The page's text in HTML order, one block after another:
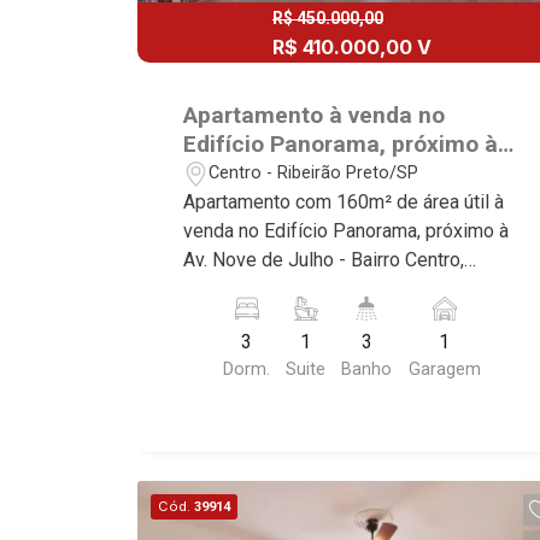
R$ 450.000,00
R$ 410.000,00 V
Apartamento à venda no
Edifício Panorama, próximo à
Av. Nove de Julho - Ribeirão
Preto/SP.
Centro - Ribeirão Preto/SP
Apartamento com 160m² de área útil à
venda no Edifício Panorama, próximo à
Av. Nove de Julho - Bairro Centro,
características deste imóvel que a
Martinelli Imobiliária selecionou para
você: - 160m² de área útil - 3
área de serviço planejadas -
Dependência de empregada - 1 vaga
3
Dorm.
1
Suite
3
Banho
1
Garagem
Cód. 39914